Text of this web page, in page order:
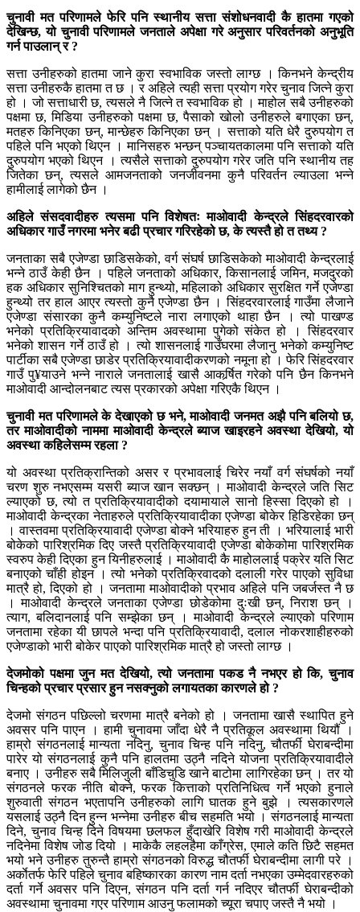
चुनावी मत परिणामले फेरि पनि स्थानीय सत्ता संशोधनवादी कै हातमा गएको
देखिन्छ, यो चुनावी परिणामले जनताले अपेक्षा गरे अनुसार परिवर्तनको अनुभूति
गर्न पाउलान् र ?
सत्ता उनीहरुको हातमा जाने कुरा स्वभाविक जस्तो लाग्छ । किनभने केन्द्रीय
सत्ता उनीहरुकै हातमा त छ । र अहिले त्यही सत्ता प्रयोग गरेर चुनाव जित्ने कुरा
हो । जो सत्ताधारी छ, त्यसले नै जित्ने त स्वभाविक हो । माहोल सबै उनीहरुको
पक्षमा छ, मिडिया उनीहरुको पक्षमा छ, पैसाको खोलो उनीहरुले बगाएका छन्,
मतहरु किनिएका छन्, मान्छेहरु किनिएका छन् । सत्ताको यति धेरै दुरुपयोग त
पहिले पनि भएको थिएन । मानिसहरु भन्छन् पञ्चायतकालमा पनि सत्ताको यति
दुरुपयोग भएको थिएन । त्यसैले सत्ताको दुरुपयोग गरेर जति पनि स्थानीय तह
जितेका छन्, त्यसले आमजनताको जनजीवनमा कुनै परिवर्तन ल्याउला भन्ने
हामीलाई लागेको छैन ।
अहिले संसदवादीहरु त्यसमा पनि विशेषतः माओवादी केन्द्रले सिंहदरवारको
अधिकार गाउँ नगरमा भनेर बढी प्रचार गरिरहेको छ, के त्यस्तै हो त तथ्य ?
जनताका सबै एजेण्डा छाडिसकेको, वर्ग संघर्ष छाडिसकेको माओवादी केन्द्रलाई
भन्ने ठाउँ केही छैन । पहिले जनताको अधिकार, किसानलाई जमिन, मजदुरको
हक अधिकार सुनिश्चितको माग हुन्थ्यो, महिलाको अधिकार सुरक्षित गर्ने एजेण्डा
हुन्थ्यो तर हाल आएर त्यस्तो कुनै एजेण्डा छैन । सिंहदरवारलाई गाउँमा लैजाने
एजेण्डा संसारका कुनै कम्युनिष्टले नारा लगाएको थाहा छैन । त्यो पाखण्ड
भनेको प्रतिक्रियावादको अन्तिम अवस्थामा पुगेको संकेत हो । सिंहदरवार
भनेको शासन गर्ने ठाउँ हो । त्यो शासनलाई गाउँघरमा लैजानु भनेको कम्युनिष्ट
पार्टीका सबै एजेण्डा छाडेर प्रतिक्रियावादीकरणको नमूना हो । फेरि सिंहदरवार
गाउँ पु¥याउने भन्ने नाराले जनतालाई खासै आकर्र्षित गरेको पनि छैन किनभने
माओवादी आन्दोलनबाट त्यस प्रकारको अपेक्षा गरिएकै थिएन ।
चुनावी मत परिणामले के देखाएको छ भने, माओवादी जनमत अझै पनि बलियो छ,
तर माओवादीको नाममा माओवादी केन्द्रले ब्याज खाइरहने अवस्था देखियो, यो
अवस्था कहिलेसम्म रहला ?
यो अवस्था प्रतिक्रान्तिको असर र प्रभावलाई चिरेर नयाँ वर्ग संघर्षको नयाँ
चरण शुरु नभएसम्म यसरी ब्याज खान सक्छन् । माओवादी केन्द्रले जति सिट
ल्याएको छ, त्यो त प्रतिक्रियावादीको दयामायाले सानो हिस्सा दिएको हो ।
माओवादी केन्द्रका नेताहरुले प्रतिक्रियावादीका एजेण्डा बोकेर हिडिरहेका छन्
। वास्तवमा प्रतिक्रियावादी एजेण्डा बोक्ने भरियाहरु हुन ती । भरियालाई भारी
बोकेको पारिश्रमिक दिए जस्तै प्रतिक्रियावादी एजेण्डा बोकेकोमा पारिश्रमिक
स्वरुप केही दिएका हुन यिनीहरुलाई । माओवादी कै माहोललाई पक्रेर यति सिट
बनाएको चाँही होइन । त्यो भनेको प्रतिक्रिवादको दलाली गरेर पाएको सुविधा
मात्रै हो, दिएको हो । जनतामा माओवादीको प्रभाव अहिले पनि जबर्जस्त नै छ
। माओवादी केन्द्रले जनताका एजेण्डा छोडेकोमा दुःखी छन्, निराश छन् ।
त्याग, बलिदानलाई पनि सम्झेका छन् । माओवादी केन्द्रले ल्याएको परिणाम
जनतामा रहेका यी छापले भन्दा पनि प्रतिक्रियावादी, दलाल नोकरशाहीहरुको
एजेण्डाको भारी बोकेर पाएको पारिश्रमिक मात्रै हो जस्तो लाग्छ ।
देजमोको पक्षमा जुन मत देखियो, त्यो जनतामा पकड नै नभएर हो कि, चुनाव
चिन्हको प्रचार प्रसार हुन नसक्नुको लगायतका कारणले हो ?
देजमो संगठन पछिल्लो चरणमा मात्रै बनेको हो । जनतामा खासै स्थापित हुने
अवसर पनि पाएन । हामी चुनावमा जाँदा धेरै नै प्रतिकूल अवस्थामा थियौं ।
हाम्रो संगठनलाई मान्यता नदिनु, चुनाव चिन्ह पनि नदिनु, चौतर्फी घेराबन्दीमा
पारेर यो संगठनलाई कुनै पनि हालतमा उठ्नै नदिने योजना प्रतिक्रियावादीले
बनाए । उनीहरु सबै मिलिजुली बाँडिचुडि खाने बाटोमा लागिरहेका छन् । तर यो
संगठनले फरक नीति बोक्ने, फरक कित्ताको प्रतिनिधित्व गर्ने भएको हुनाले
शुरुवाती संगठन भएतापनि उनीहरुको लागि घातक हुने बुझे । त्यसकारणले
यसलाई उठ्नै दिन हुन्न भन्नेमा उनीहरु बीच सहमति भयो । संगठनलाई मान्यता
दिने, चुनाव चिन्ह दिने विषयमा छलफल हुँदाखेरि विशेष गरी माओवादी केन्द्रले
नदिनेमा विशेष जोड दियो । माकेकै लहलहैमा काँग्रेस, एमाले कति छिटै सहमत
भयो भने उनीहरु तुरुन्तै हाम्रो संगठनको विरुद्ध चौतर्फी घेराबन्दीमा लागी परे ।
अर्काेतर्फ फेरि पहिले चुनाव बहिष्कारका कारण नाम दर्ता नभएका उम्मेदवारहरुको
दर्ता गर्ने अवसर पनि दिएन, संगठन पनि दर्ता गर्न नदिएर चौतर्फी घेराबन्दीको
अवस्थामा चुनावमा गएर परिणाम आउनु फलामको च्यूरा चपाए जस्तै नै भयो ।